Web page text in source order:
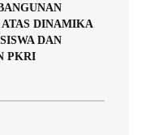
DINAMIKA
DAN
PKRI